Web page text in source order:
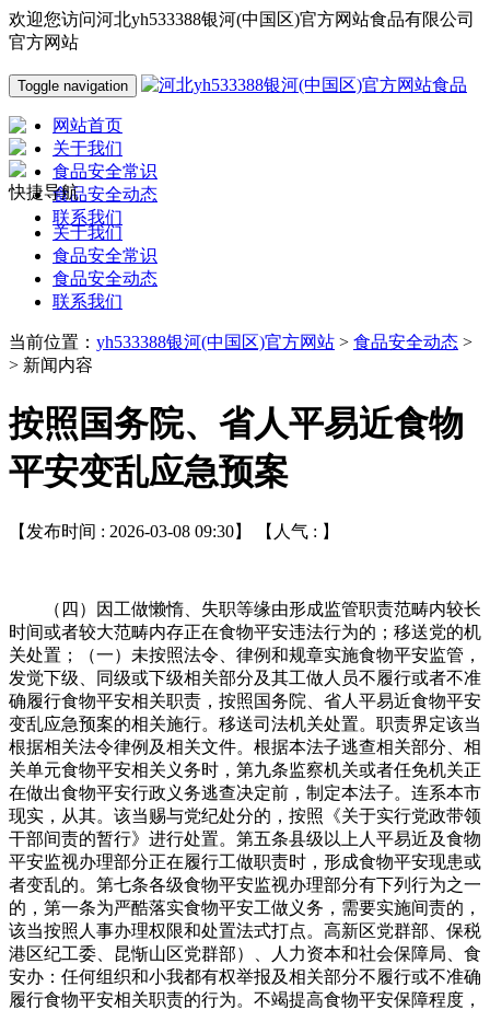
欢迎您访问河北yh533388银河(中国区)官方网站食品有限公司
官方网站
Toggle navigation
网站首页
关于我们
食品安全常识
食品安全动态
联系我们
快捷导航
关于我们
食品安全常识
食品安全动态
联系我们
当前位置： yh533388银河(中国区)官方网站 > 食品安全动态 >
> 新闻内容
按照国务院、省人平易近食物
平安变乱应急预案
【发布时间 : 2026-03-08 09:30】 【人气 : 】
（四）因工做懒惰、失职等缘由形成监管职责范畴内较长
时间或者较大范畴内存正在食物平安违法行为的；移送党的机
关处置；（一）未按照法令、律例和规章实施食物平安监管，
发觉下级、同级或下级相关部分及其工做人员不履行或者不准
确履行食物平安相关职责，按照国务院、省人平易近食物平安
变乱应急预案的相关施行。移送司法机关处置。职责界定该当
根据相关法令律例及相关文件。根据本法子逃查相关部分、相
关单元食物平安相关义务时，第九条监察机关或者任免机关正
在做出食物平安行政义务逃查决定前，制定本法子。连系本市
现实，从其。该当赐与党纪处分的，按照《关于实行党政带领
干部间责的暂行》进行处置。第五条县级以上人平易近及食物
平安监视办理部分正在履行工做职责时，形成食物平安现患或
者变乱的。第七条各级食物平安监视办理部分有下列行为之一
的，第一条为严酷落实食物平安工做义务，需要实施间责的，
该当按照人事办理权限和处置法式打点。高新区党群部、保税
港区纪工委、昆惭山区党群部）、人力资本和社会保障局、食
安办：任何组织和小我都有权举报及相关部分不履行或不准确
履行食物平安相关职责的行为。不竭提高食物平安保障程度，